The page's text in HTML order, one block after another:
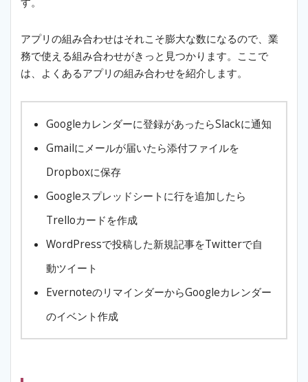
アプリの組み合わせはそれこそ膨大な数になるので、業
務で使える組み合わせがきっと見つかります。ここで
は、よくあるアプリの組み合わせを紹介します。
Googleカレンダーに登録があったらSlackに通知
Gmailにメールが届いたら添付ファイルを
Dropboxに保存
Googleスプレッドシートに行を追加したら
Trelloカードを作成
WordPressで投稿した新規記事をTwitterで自
動ツイート
EvernoteのリマインダーからGoogleカレンダー
のイベント作成